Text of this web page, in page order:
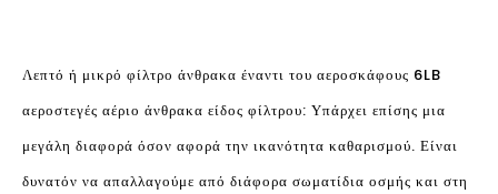
Λεπτό ή μικρό φίλτρο άνθρακα έναντι του αεροσκάφους 6LB
αεροστεγές αέριο άνθρακα είδος φίλτρου: Υπάρχει επίσης μια
μεγάλη διαφορά όσον αφορά την ικανότητα καθαρισμού. Είναι
δυνατόν να απαλλαγούμε από διάφορα σωματίδια οσμής και στη